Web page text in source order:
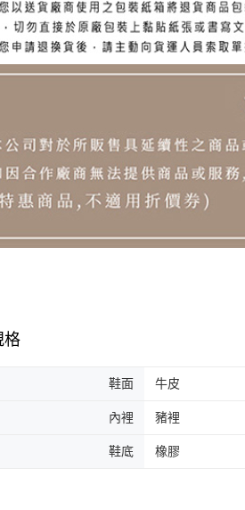
格
鞋面 牛皮
內裡 豬裡
鞋底 橡膠